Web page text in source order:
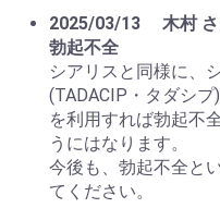
お買い物を続け
2025/03/13 木村
勃起不全
シアリスと同様に、
(TADACIP・タダシ
を利用すれば勃起不
うにはなります。
今後も、勃起不全と
てください。